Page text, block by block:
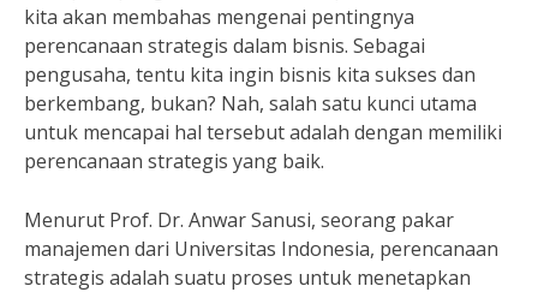
kita akan membahas mengenai pentingnya
perencanaan strategis dalam bisnis. Sebagai
pengusaha, tentu kita ingin bisnis kita sukses dan
berkembang, bukan? Nah, salah satu kunci utama
untuk mencapai hal tersebut adalah dengan memiliki
perencanaan strategis yang baik.
Menurut Prof. Dr. Anwar Sanusi, seorang pakar
manajemen dari Universitas Indonesia, perencanaan
strategis adalah suatu proses untuk menetapkan